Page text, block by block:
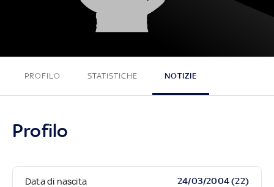
Dane Scarlett
PROFILO STATISTICHE NOTIZIE
Profilo
Data di nascita 24/03/2004 (22)